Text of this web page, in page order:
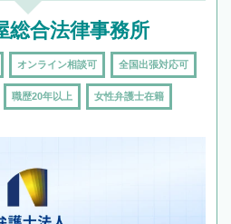
総合法律事務所
オンライン相談可 全国出張対応可
職歴20年以上 女性弁護士在籍